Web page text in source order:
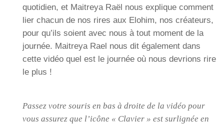
quotidien, et Maitreya Raël nous explique comment
lier chacun de nos rires aux Elohim, nos créateurs,
pour qu’ils soient avec nous à tout moment de la
journée. Maitreya Rael nous dit également dans
cette vidéo quel est le journée où nous devrions rire
le plus !
Passez votre souris en bas à droite de la vidéo pour
vous assurez que l’icône « Clavier » est surlignée en